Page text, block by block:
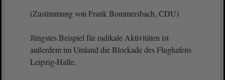
(Zustimmung von Frank Bommersbach, CDU)
Jüngstes Beispiel für radikale Aktivitäten ist
außerdem im Umland die Blockade des Flughafens
Leipzig-Halle.